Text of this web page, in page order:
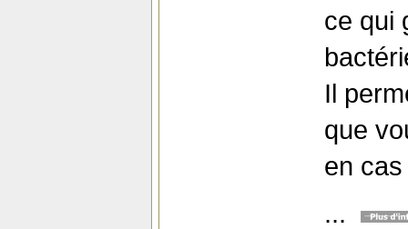
ce qui
Il
que
en
...